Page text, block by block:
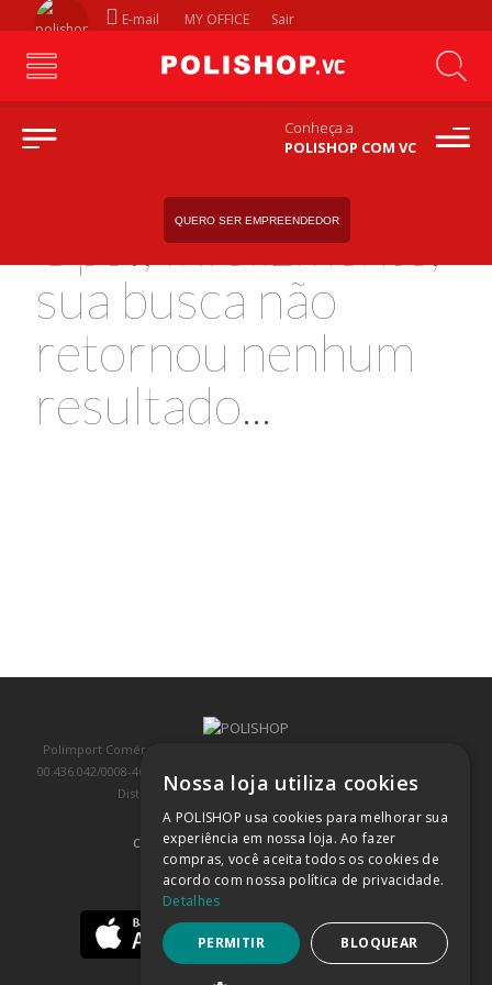
E-mail MY OFFICE Sair
Conheça a
POLISHOP COM VC
QUERO SER EMPREENDEDOR
Ops!, Infelizmente,
sua busca não
retornou nenhum
resultado...
Polimport Comércio e Exportação LTDA, inscrita no CNPJ/MF sob o nº
00.436.042/0008-46, IE 407.458.707.103, com sede na Rua Kanebo, nº 175,
Distrito Industrial, Jundiaí/SP, CEP: 13213-090
COMPRA 100% SEGURA (SAIBA MAIS)
BAIXE NOSSO APP
Nossa loja utiliza cookies
A POLISHOP usa cookies para melhorar sua
experiência em nossa loja. Ao fazer
compras, você aceita todos os cookies de
acordo com nossa política de privacidade.
Detalhes
PERMITIR BLOQUEAR